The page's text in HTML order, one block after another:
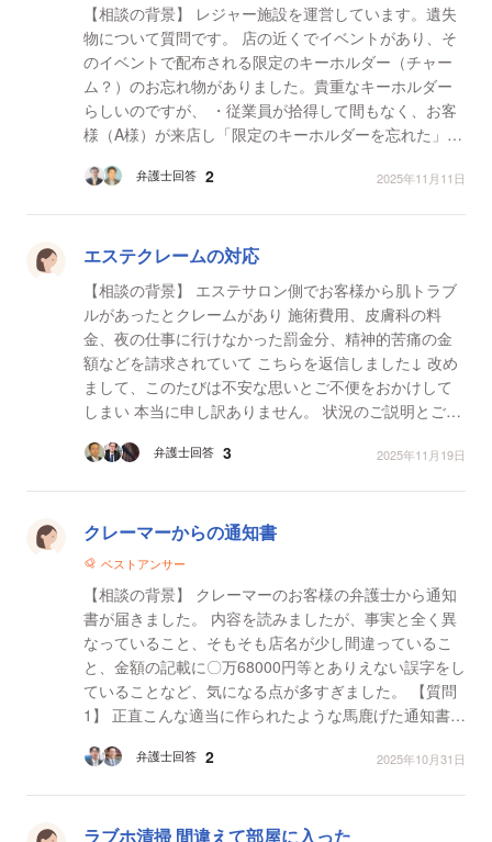
【相談の背景】 レジャー施設を運営しています。遺失
物について質問です。 店の近くでイベントがあり、そ
のイベントで配布される限定のキーホルダー（チャー
ム？）のお忘れ物がありました。貴重なキーホルダー
らしいのですが、 ・従業員が拾得して間もなく、お客
様（A様）が来店し「限定のキーホルダーを忘れた」と
な...
弁護士回答 2 2025年11月11日
エステクレームの対応
【相談の背景】 エステサロン側でお客様から肌トラブ
ルがあったとクレームがあり 施術費用、皮膚科の料
金、夜の仕事に行けなかった罰金分、精神的苦痛の金
額などを請求されていて こちらを返信しました↓ 改め
まして、このたびは不安な思いとご不便をおかけして
しまい 本当に申し訳ありません。 状況のご説明とご要
弁護士回答 3 2025年11月19日
クレーマーからの通知書
ベストアンサー
【相談の背景】 クレーマーのお客様の弁護士から通知
書が届きました。 内容を読みましたが、事実と全く異
なっていること、そもそも店名が少し間違っているこ
と、金額の記載に〇万68000円等とありえない誤字をし
ていることなど、気になる点が多すぎました。 【質問
1】 正直こんな適当に作られたような馬鹿げた通知書は
弁護士回答 2 2025年10月31日
ラブホ清掃 間違えて部屋に入った